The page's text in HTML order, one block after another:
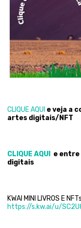
CLIQUE AQUI e veja a
artes digitais/NFT
CLIQUE AQUI
e entre
digitais
KWAI MINI LIVROS E
https://s.kw.ai/u/